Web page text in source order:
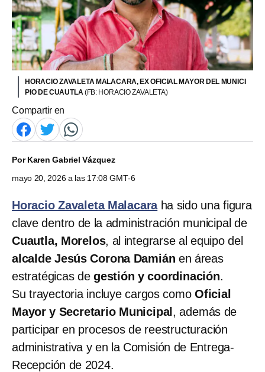
HORACIO ZAVALETA MALACARA, EX OFICIAL MAYOR DEL MUNICI
PIO DE CUAUTLA(FB: HORACIO ZAVALETA)
Compartir en
PorKaren Gabriel Vázquez
mayo 20, 2026 a las 17:08 GMT-6
Horacio Zavaleta Malacaraha sido una figura
clave dentro de la administración municipal de
Cuautla, Morelos, al integrarse al equipo del
alcalde Jesús Corona Damián en áreas
estratégicas degestión y coordinación.
Su trayectoria incluye cargos como Oficial
Mayor y Secretario Municipal , además de
participar en procesos de reestructuración
administrativa y en la Comisión de Entrega-
Recepción de 2024.